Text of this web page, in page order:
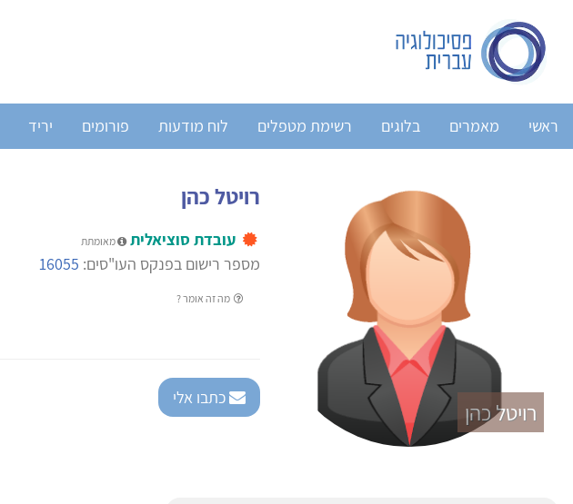
ראשי מאמרים בלוגים רשימת מטפלים לוח מודעות פורומים יריד
רויטל כהן
רויטל כהן
עובדת סוציאלית מאומתת
מספר רישום בפנקס העו"סים: 16055
מה זה אומר ?
כתבו אלי